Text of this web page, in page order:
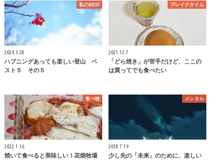
私のBEST
2024.3.28
ハプニングあっても楽しい登山 ベ
スト５ その５
ブレイクタイム
2021.12.7
「どら焼き」が苦手だけど、ここの
は買ってでも食べたい
食べ物
2022.1.16
焼いて食べると美味しい！花畑牧場
メンタル
2018.7.19
少し先の「未来」のために、楽しい